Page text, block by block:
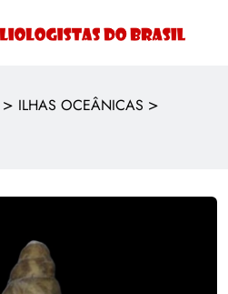
> ILHAS OCEÂNICAS >